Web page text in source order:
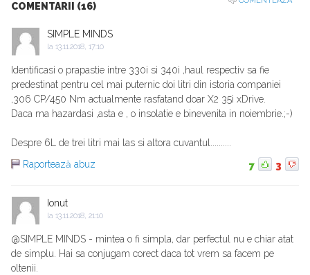
COMENTARII (16)
SIMPLE MINDS
la 13.11.2018, 17:10
Identificasi o prapastie intre 330i si 340i ,haul respectiv sa fie
predestinat pentru cel mai puternic doi litri din istoria companiei
,306 CP/450 Nm actualmente rasfatand doar X2 35i xDrive.
Daca ma hazardasi ,asta e , o insolatie e binevenita in noiembrie.;-)
Despre 6L de trei litri mai las si altora cuvantul..........
Raportează abuz
7 3
Ionut
la 13.11.2018, 21:10
@SIMPLE MINDS - mintea o fi simpla, dar perfectul nu e chiar atat
de simplu. Hai sa conjugam corect daca tot vrem sa facem pe
oltenii.